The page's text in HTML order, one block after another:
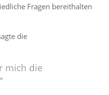
Fragen bereithalten
die
mich die